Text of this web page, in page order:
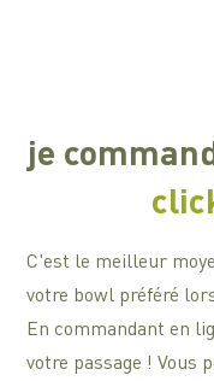
je
C'est le meilleur
votre bowl préféré
En commandant en
votre passage ! Vous